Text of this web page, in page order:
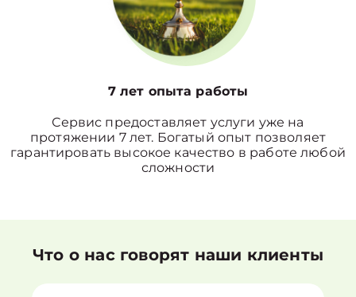
7 лет опыта работы
Сервис предоставляет услуги уже на
протяжении 7 лет. Богатый опыт позволяет
гарантировать высокое качество в работе любой
сложности
Что о нас говорят наши клиенты